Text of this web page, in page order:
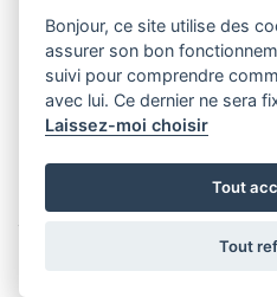
Pl. de la Palud 23
Tel :
Bonjour, ce site utilise des
assurer son bon
suivi pour comprendre
avec lui. Ce dernier ne sera
Laissez-moi choisir
Tout
Tout